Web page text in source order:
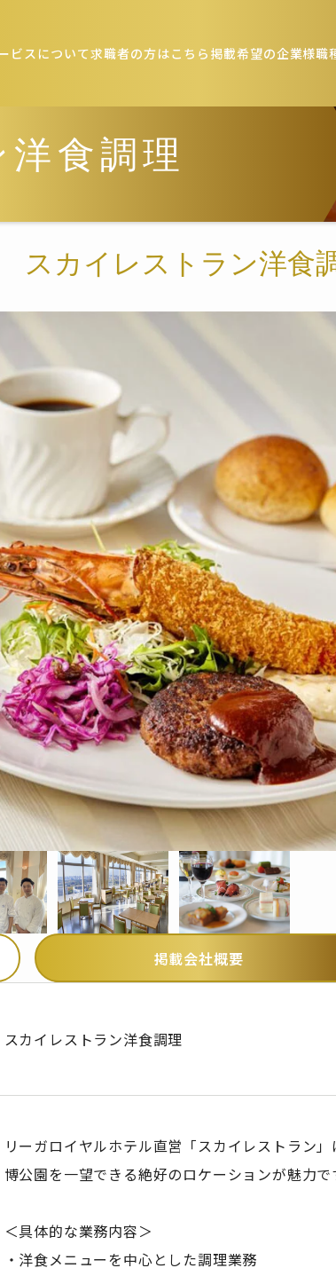
ビスについて求職者の方はこちら 掲載希望の企業様職
食調理
スカイレストラン洋食
掲載会社概要
スカイレストラン洋食調理
リーガロイヤルホテル直営「スカイレストラン
博公園を一望できる絶好のロケーションが魅力で
＜具体的な業務内容＞
・洋食メニューを中心とした調理業務